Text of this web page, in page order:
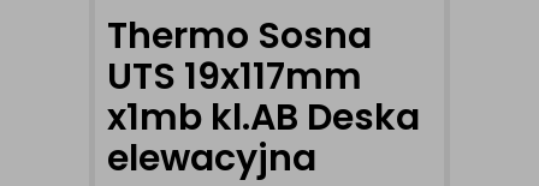
Thermo Sosna
UTS 19x117mm
x1mb kl.AB Deska
elewacyjna